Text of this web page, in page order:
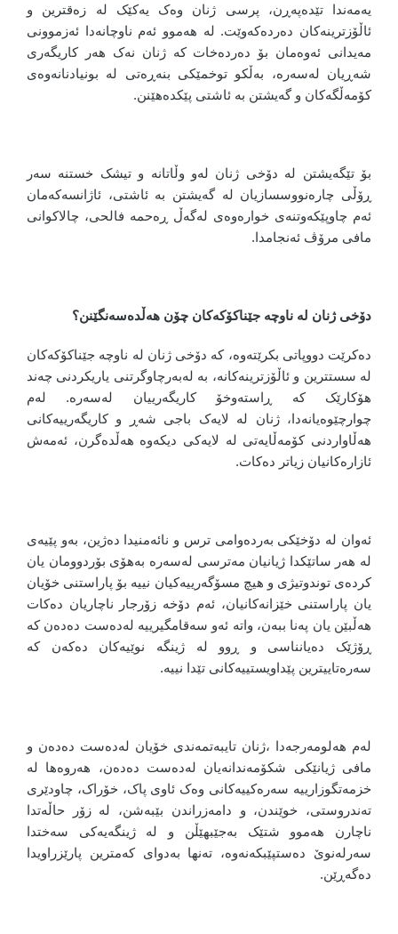
یەمەندا تێدەپەڕن، پرسی ژنان وەک یەکێک لە زەقترین و
ئاڵۆزترینەکان دەردەکەوێت. لە هەموو ئەم ناوچانەدا ئەزموونی
مەیدانی ئەوەمان بۆ دەردەخات کە ژنان نەک هەر کاریگەری
شەڕیان لەسەرە، بەڵکو توخمێکی بنەڕەتی لە بونیادنانەوەی
کۆمەڵگەکان و گەیشتن بە ئاشتی پێکدەهێنن.
بۆ تێگەیشتن لە دۆخی ژنان لەو وڵاتانە و تیشک خستنە سەر
ڕۆڵی چارەنووسسازیان لە گەیشتن بە ئاشتی، ئاژانسەکەمان
ئەم چاوپێکەوتنەی خوارەوەی لەگەڵ ڕەحمە فالحی، چالاکوانی
مافی مرۆڤ ئەنجامدا.
دۆخی ژنان لە ناوچە جێناکۆکەکان چۆن هەڵدەسەنگێنن؟
دەکرێت دووپاتی بکرێتەوە، کە دۆخی ژنان لە ناوچە جێناکۆکەکان
لە سستترین و ئاڵۆزترینەکانە، بە لەبەرچاوگرتنی یاریکردنی چەند
هۆکارێک کە ڕاستەوخۆ کاریگەرییان لەسەرە. لەم
چوارچێوەیانەدا، ژنان لە لایەک باجی شەڕ و کاریگەرییەکانی
هەڵاواردنی کۆمەڵایەتی لە لایەکی دیکەوە هەڵدەگرن، ئەمەش
ئازارەکانیان زیاتر دەکات.
ئەوان لە دۆخێکی بەردەوامی ترس و نائەمنیدا دەژین، بەو پێیەی
لە هەر ساتێکدا ژیانیان مەترسی لەسەرە بەهۆی بۆردوومان یان
کردەی توندوتیژی و هیچ مسۆگەرییەکیان نییە بۆ پاراستنی خۆیان
یان پاراستنی خێزانەکانیان، ئەم دۆخە زۆرجار ناچاریان دەکات
هەڵبێن یان پەنا ببەن، واتە ئەو سەقامگیرییە لەدەست دەدەن کە
ڕۆژێک دەیانناسی و ڕوو لە ژینگە نوێیەکان دەکەن کە
سەرەتاییترین پێداویستییەکانی تێدا نییە.
لەم هەلومەرجەدا ،ژنان تایبەتمەندی خۆیان لەدەست دەدەن و
مافی ژیانێکی شکۆمەندانەیان لەدەست دەدەن، هەروەها لە
خزمەتگوزارییە سەرەکییەکانی وەک ئاوی پاک، خۆراک، چاودێری
تەندروستی، خوێندن، و دامەزراندن بێبەشن، لە زۆر حاڵەتدا
ناچارن هەموو شتێک بەجێبهێڵن و لە ژینگەیەکی سەختدا
سەرلەنوێ دەستپێبکەنەوە، تەنها بەدوای کەمترین پارێزراویدا
دەگەڕێن.